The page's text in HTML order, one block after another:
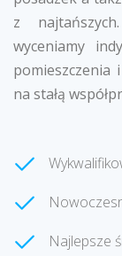
z
wyceniamy
pomieszczenia
na stałą
Najlepsze